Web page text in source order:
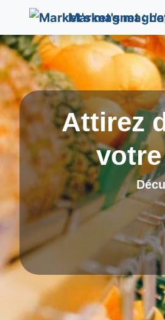
Market's
Attirez